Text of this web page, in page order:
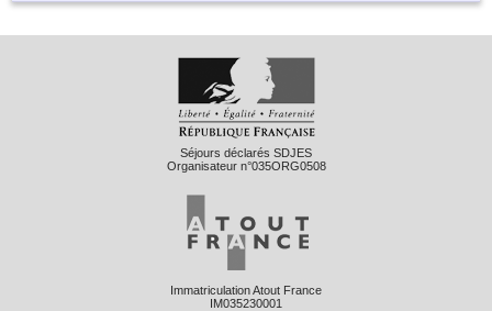
Séjours déclarés SDJES
Organisateur n°035ORG0508
Immatriculation Atout France
IM035230001